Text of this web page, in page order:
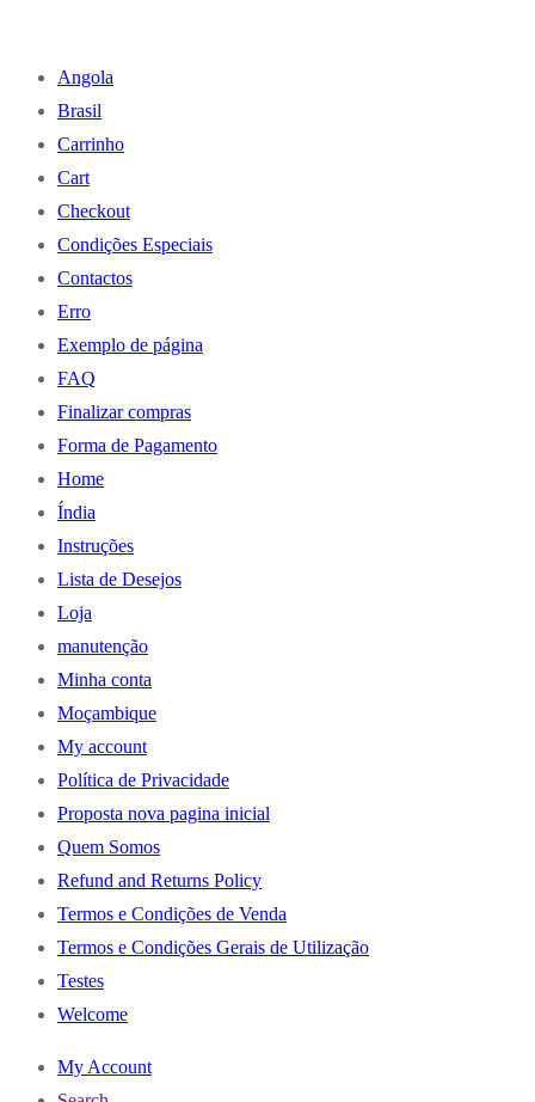
Angola
Brasil
Carrinho
Cart
Checkout
Condições Especiais
Contactos
Erro
Exemplo de página
FAQ
Finalizar compras
Forma de Pagamento
Home
Índia
Instruções
Lista de Desejos
Loja
manutenção
Minha conta
Moçambique
My account
Política de Privacidade
Proposta nova pagina inicial
Quem Somos
Refund and Returns Policy
Termos e Condições de Venda
Termos e Condições Gerais de Utilização
Testes
Welcome
My Account